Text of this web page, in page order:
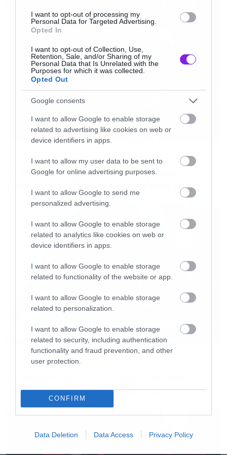
I want to opt-out of processing my
Personal Data for Targeted Advertising.
Opted In
I want to opt-out of Collection, Use,
Retention, Sale, and/or Sharing of my
Personal Data that Is Unrelated with the
Purposes for which it was collected.
Opted Out
Google consents
I want to allow Google to enable storage
related to advertising like cookies on web or
device identifiers in apps.
I want to allow my user data to be sent to
Google for online advertising purposes.
I want to allow Google to send me
personalized advertising.
I want to allow Google to enable storage
related to analytics like cookies on web or
device identifiers in apps.
I want to allow Google to enable storage
related to functionality of the website or app.
I want to allow Google to enable storage
related to personalization.
I want to allow Google to enable storage
related to security, including authentication
functionality and fraud prevention, and other
user protection.
CONFIRM
Data Deletion Data Access Privacy Policy
την κρισιμότητα της παγκόσμιας
ανθρωπιστικής κατάστασης σήμερα.
Το “HELP(2)” θα κυκλοφορήσει την
Παρασκευή
6 Μαρτίουμέσω τηςWar Child Records
είναι ήδη διαθέσιμο γιαπρο-παραγγελίες.
https://warchildrecs.ffm.to/help2
” ακολουθεί το πνεύμα του αρχικού
άλμπουμ “HELP” και πραγματοποιήθηκε μέσα
Abbey Road
Studios. Ηχογραφήθηκε κυρίως μέσα σε μία
καθοδήγηση του καταξιωμένου
παραγωγούJames Ford
Το “HELP(2)” περιλαμβάνει μια εντυπωσιακή
λίστα συντελεστών: Anna Calvi, Arctic Monkeys,
Arlo Parks, Arooj Aftab, Bat For Lashes,
Beabadoobee, Beck, Beth Gibbons, Big Thief,
Black Country, New Road, Cameron Winter,
Damon Albarn, Depeche Mode, Dove Ellis, Ellie
Rowsell, English Teacher, Ezra Collective, Foals,
Grian Chatten, Kae Tempest, King Krule, Nilüfer
Yanya, Olivia Rodrigo, Pulp, Sampha, The Last
Dinner Party, Wet Leg και Young Fathers.
Ο Glenn Hughes αποσύρθηκε
από τις ζωντανές εμφανίσεις
Wilson από τους Slipknot